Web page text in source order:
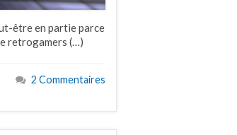
être en partie parce
retrogamers (…)
2 Commentaires